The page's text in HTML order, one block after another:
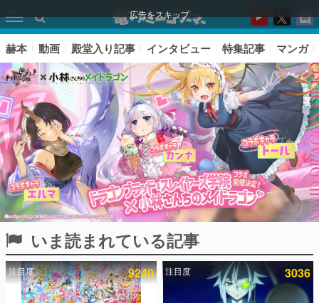
広告をスキップ
ピックアップ
電ファミのいま読まれている記事ランキング
赫本 動画 殿堂入り記事 インタビュー 特集記事 マンガ
いま読まれている記事
注目度 9240 注目度 3036